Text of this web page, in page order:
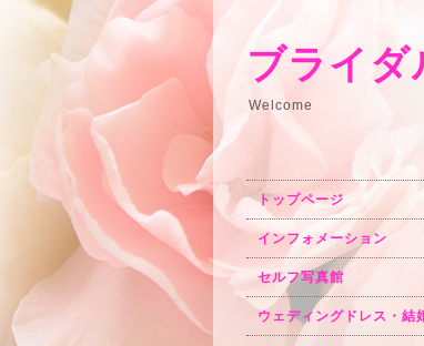
ブライダ
Welcome
トップページ
インフォメーション
セルフ写真館
ウェディングドレス・結